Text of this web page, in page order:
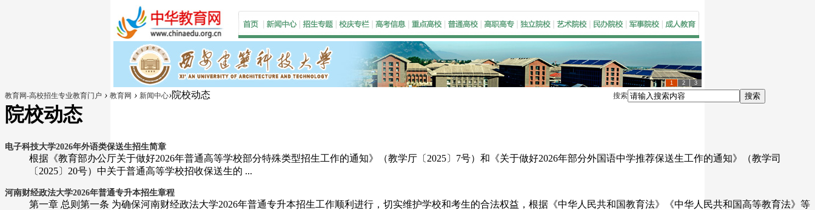
1 2 3
搜索 搜索
教育网-高校招生专业教育门户 › 教育网 › 新闻中心›院校动态
院校动态
电子科技大学2026年外语类保送生招生简章
根据《教育部办公厅关于做好2026年普通高等学校部分特殊类型招生工作的通知》（教学厅〔2025〕7号）和《关于做好2026年部分外国语中学推荐保送生工作的通知》（教学司
〔2025〕20号）中关于普通高等学校招收保送生的 ...
河南财经政法大学2026年普通专升本招生章程
第一章 总则第一条 为确保河南财经政法大学2026年普通专升本招生工作顺利进行，切实维护学校和考生的合法权益，根据《中华人民共和国教育法》《中华人民共和国高等教育法》等